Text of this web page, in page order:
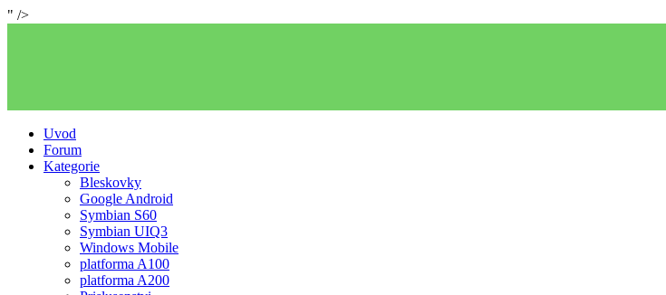
" />
Uvod
Forum
Kategorie
Bleskovky
Google Android
Symbian S60
Symbian UIQ3
Windows Mobile
platforma A100
platforma A200